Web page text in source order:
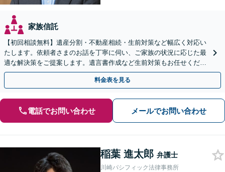
家族信託
【初回相談無料】遺産分割・不動産相続・生前対策など幅広く対応い
たします。依頼者さまのお話を丁寧に伺い、ご家族の状況に応じた最
適な解決策をご提案します。遺言書作成など生前対策もお任せくださ
い【川崎駅8分】【Web面談OK】
料金表を見る
電話でお問い合わせ メールでお問い合わせ
稲葉 進太郎 弁護士
川崎パシフィック法律事務所